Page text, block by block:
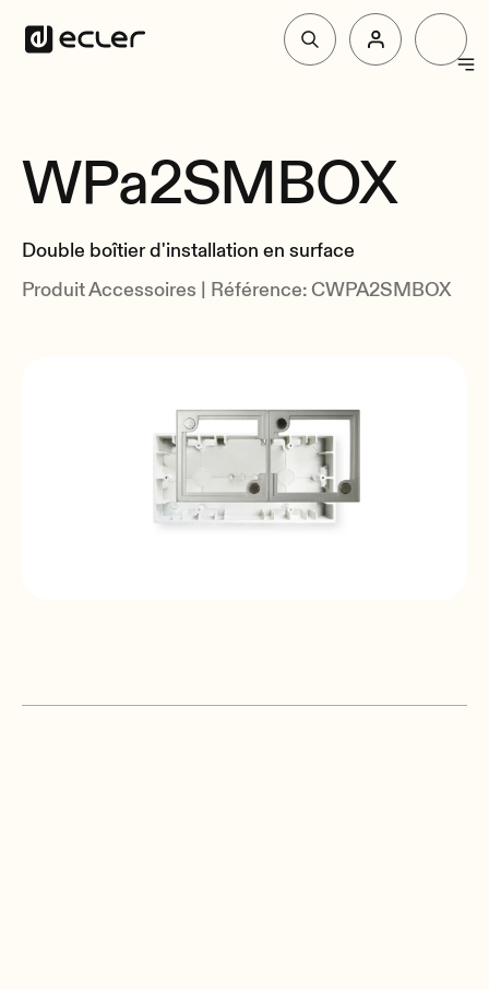
Solutions
Pourquoi Ecler
Vue d'Ensemble
WPa2SMBOX
Double boîtier d'installation en surface
Produit Accessoires | Référence: CWPA2SMBOX